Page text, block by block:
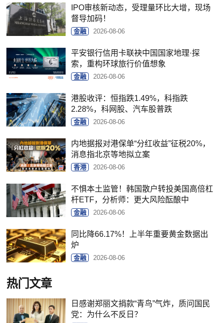
IPO审核新动态，受理量环比大增，现场
督导加码！
金融 2026-08-06
平安银行信用卡联袂中国国家地理·探
索，重构环球旅行价值想象
金融 2026-08-06
港股收评：恒指跌1.49%，科指跌
2.28%，科网股、汽车股普跌
金融 2026-08-06
内地据报对港保单“分红收益”征税20%，
消息指北京等地拟立案
香港 2026-08-06
不惧本土监管！韩国散户转投美国高倍杠
杆ETF，分析师：更大风险酝酿中
金融 2026-08-06
同比降66.17%！上半年重要黄金数据出
炉
金融 2026-08-06
热门文章
日感谢郑丽文捐款“青鸟”气炸，质问国民
党：为什么不反日？